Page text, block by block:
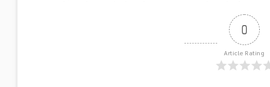
0
Article Rating